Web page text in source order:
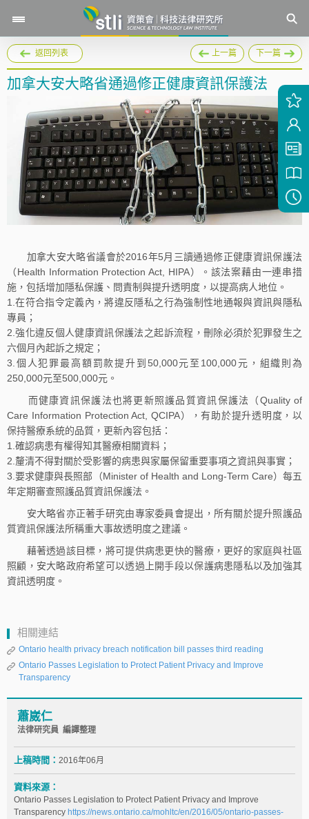
返回列表 上一篇 下一篇
加拿大安大略省通過修正健康資訊保護法
加拿大安大略省議會於2016年5月三讀通過修正健康資訊保護法
（Health Information Protection Act, HIPA）。該法案藉由一連串措
施，包括增加隱私保護、問責制與提升透明度，以提高病人地位。
1.在符合指令定義內，將違反隱私之行為強制性地通報與資訊與隱私
專員；
2.強化違反個人健康資訊保護法之起訴流程，刪除必須於犯罪發生之
六個月內起訴之規定；
3.個人犯罪最高額罰款提升到50,000元至100,000元，組織則為
250,000元至500,000元。
而健康資訊保護法也將更新照護品質資訊保護法（Quality of
Care Information Protection Act, QCIPA），有助於提升透明度，以
保持醫療系統的品質，更新內容包括：
1.確認病患有權得知其醫療相關資料；
2.釐清不得對關於受影響的病患與家屬保留重要事項之資訊與事實；
3.要求健康與長照部（Minister of Health and Long-Term Care）每五
年定期審查照護品質資訊保護法。
安大略省亦正著手研究由專家委員會提出，所有關於提升照護品
質資訊保護法所稱重大事故透明度之建議。
藉著透過該目標，將可提供病患更快的醫療，更好的家庭與社區
照顧，安大略政府希望可以透過上開手段以保護病患隱私以及加強其
資訊透明度。
相關連結
Ontario health privacy breach notification bill passes third reading
Ontario Passes Legislation to Protect Patient Privacy and Improve
Transparency
蕭崴仁
法律研究員 編譯整理
上稿時間： 2016年06月
資料來源：
Ontario Passes Legislation to Protect Patient Privacy and Improve
Transparency https://news.ontario.ca/mohltc/en/2016/05/ontario-passes-